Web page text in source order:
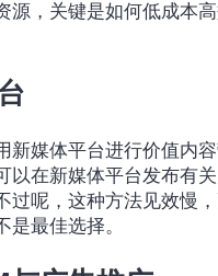
源，关键是如何低成本
新媒体平台进行价值内
以在新媒体平台发布有
过呢，这种方法见效慢
最佳选择。